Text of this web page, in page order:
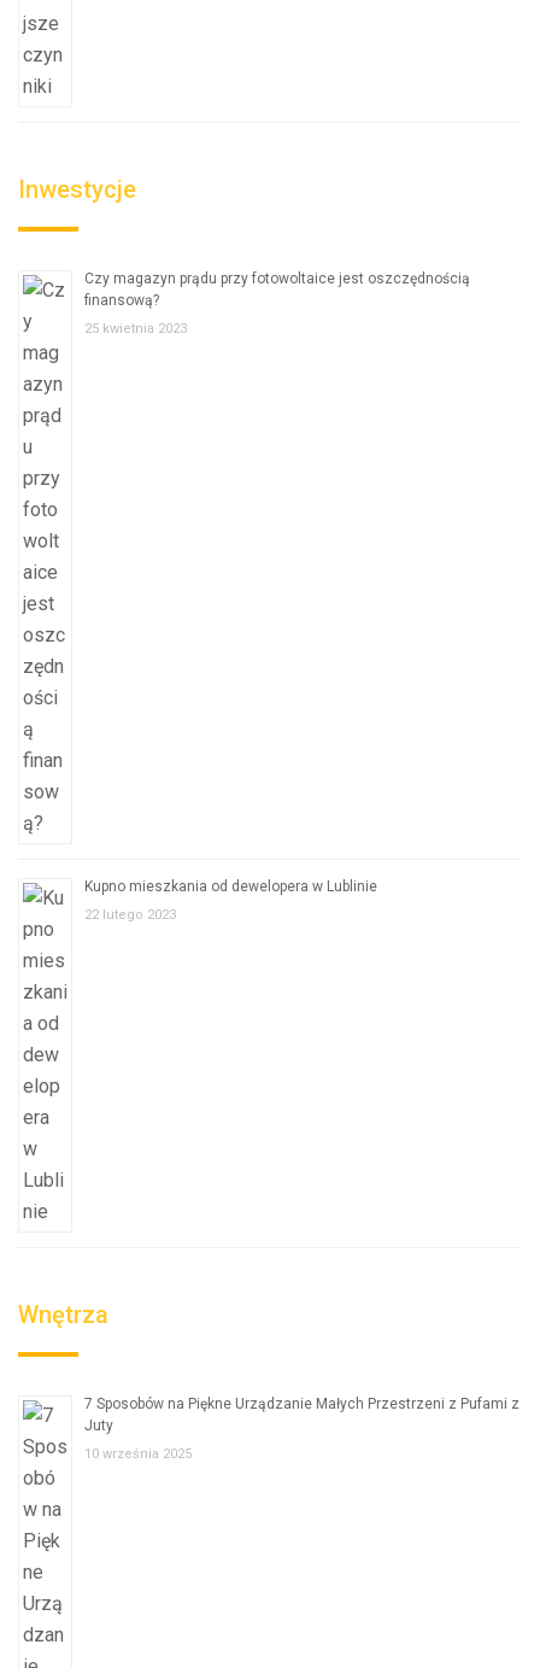
Inwestycje
Czy magazyn prądu przy fotowoltaice jest oszczędnością
finansową?
25 kwietnia 2023
Kupno mieszkania od dewelopera w Lublinie
22 lutego 2023
Wnętrza
7 Sposobów na Piękne Urządzanie Małych Przestrzeni z Pufami z
Juty
10 września 2025